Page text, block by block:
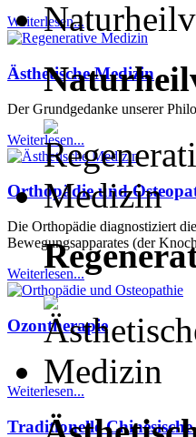
Weiterlesen...
Ästhetische Medizin
Der Grundgedanke unserer
Weiterlesen...
Orthopädie und
Die Orthopädie diagnostiziert
Bewegungsapparates (der
Weiterlesen...
Ozontherapie
Weiterlesen...
Traditionelle